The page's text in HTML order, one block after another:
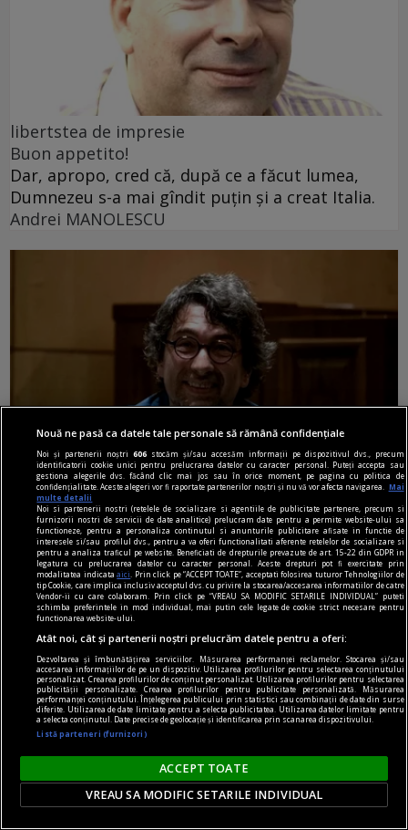
libertstea de impresie
Buon appetito!
Dar, apropo, cred că, după ce a făcut lumea,
Dumnezeu s-a mai gîndit puțin și a creat Italia.
Andrei MANOLESCU
axa dus-întors
O lecție de responsabilitate
Scriu pentru cititorii noștri de bună-credință, cei
mai mulți, care ne prețuiesc și care se vor fi
încruntat cînd au văzut numărul nostru de
săptămîna trecută.
Sever VOINESCU
Nouă ne pasă ca datele tale personale să rămână confidențiale
Noi și partenerii noștri606 stocăm și/sau accesăm informații pe dispozitivul dvs., precum
identificatorii cookie unici pentru prelucrarea datelor cu caracter personal. Puteți accepta sau
gestiona alegerile dvs. făcând clic mai jos sau în orice moment, pe pagina cu politica de
confidențialitate. Aceste alegeri vor fi raportate partenerilor noștri și nu vă vor afecta navigarea.
Mai
multe detalii
Noi si partenerii nostri (retelele de socializare si agentiile de publicitate partenere, precum si
furnizorii nostri de servicii de date analitice) prelucram date pentru a permite website-ului sa
functioneze, pentru a personaliza continutul si anunturile publicitare afisate in functie de
interesele si/sau profilul dvs., pentru a va oferi functionalitati aferente retelelor de socializare si
pentru a analiza traficul pe website. Beneficiati de drepturile prevazute de art. 15-22 din GDPR in
legatura cu prelucrarea datelor cu caracter personal. Aceste drepturi pot fi exercitate prin
modalitatea indicataaici
. Prin click pe “ACCEPT TOATE”, acceptati folosirea tuturor Tehnologiilor de
tip Cookie, care implica inclusiv acceptul dvs. cu privire la stocarea/accesarea informatiilor de catre
Vendor-ii cu care colaboram. Prin click pe “VREAU SA MODIFIC SETARILE INDIVIDUAL” puteti
schimba preferintele in mod individual, mai putin cele legate de cookie strict necesare pentru
functionarea website-ului.
Atât noi, cât și partenerii noștri prelucrăm datele pentru a oferi:
Dezvoltarea și îmbunătățirea serviciilor. Măsurarea performanței reclamelor. Stocarea și/sau
accesarea informațiilor de pe un dispozitiv. Utilizarea profilurilor pentru selectarea conținutului
personalizat. Crearea profilurilor de conținut personalizat. Utilizarea profilurilor pentru selectarea
publicității personalizate. Crearea profilurilor pentru publicitate personalizată. Măsurarea
performanței conținutului. Înțelegerea publicului prin statistici sau combinații de date din surse
diferite. Utilizarea de date limitate pentru a selecta publicitatea. Utilizarea datelor limitate pentru
a selecta conținutul. Date precise de geolocație și identificarea prin scanarea dispozitivului.
Listă parteneri (furnizori)
ACCEPT TOATE
VREAU SA MODIFIC SETARILE INDIVIDUAL